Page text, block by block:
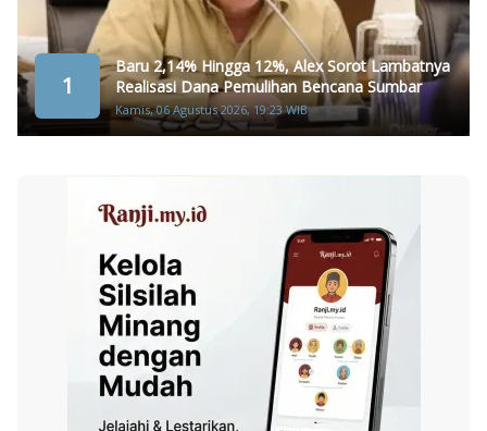
1
Baru 2,14% Hingga 12%, Alex Sorot Lambatnya
Realisasi Dana Pemulihan Bencana Sumbar
Kamis, 06 Agustus 2026, 19:23 WIB